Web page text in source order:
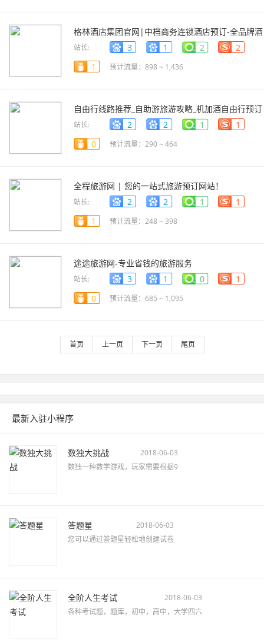
格林酒店集团官网|中档商务连锁酒店预订-全品牌酒
店管理
www.998.com
站长: 3 1 2
2
1
预计流量：898 ~ 1,436
自由行线路推荐_自助游旅游攻略_机加酒自由行预订
- 【携程自由行】
taocan.ctrip.com
站长: 2 2 1
1
0
预计流量：290 ~ 464
全程旅游网 | 您的一站式旅游预订网站！
www.alltrip.cn
站长: 2 2 1
1
1
预计流量：248 ~ 398
途途旅游网-专业省钱的旅游服务
www.iaeglobal.org
站长: 3 1 0
1
0
预计流量：685 ~ 1,095
首页 上一页 下一页 尾页
最新入驻小程序
数独大挑战
2018-06-03
数独一种数学游戏，玩家需要根据9
答题星
2018-06-03
您可以通过答题星轻松地创建试卷
全阶人生考试
2018-06-03
各种考试题，题库，初中，高中，大学四六